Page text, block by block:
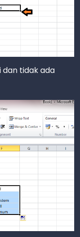
dan tidak ada